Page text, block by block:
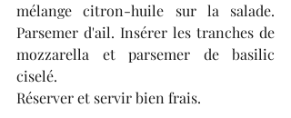
mélange citron-huile sur la salade.
Parsemer d'ail. Insérer les tranches de
mozzarella et parsemer de basilic
ciselé.
Réserver et servir bien frais.